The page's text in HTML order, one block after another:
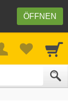
ÖFFNEN